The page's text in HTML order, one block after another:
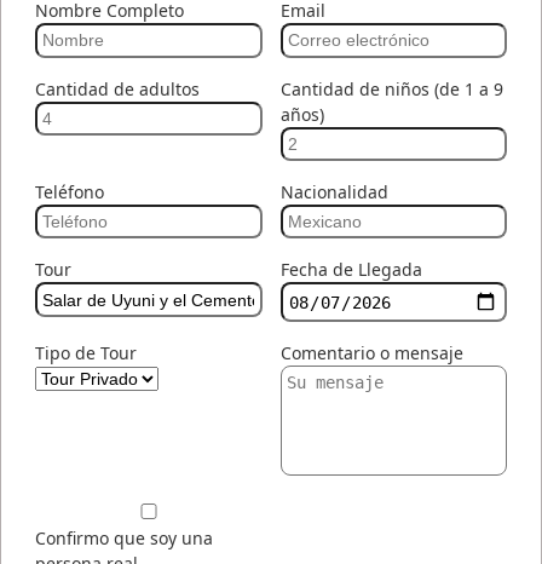
Nombre Completo Email
Cantidad de adultos
Cantidad de niños (de 1 a 9
años)
Teléfono Nacionalidad
Tour Fecha de Llegada
Tipo de Tour Comentario o mensaje
Confirmo que soy una